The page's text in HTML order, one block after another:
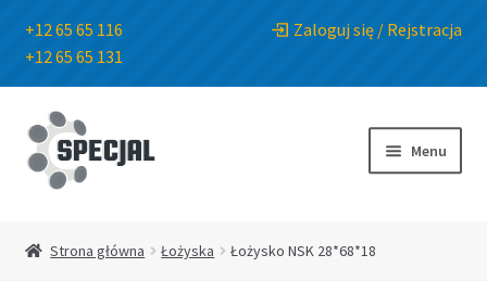
+12 65 65 116
+12 65 65 131
Zaloguj się / Rejstracja
Przejdź
do
nawigacji
Przejdź
do
treści
Menu
Strona główna Łożyska Łożysko NSK 28*68*18